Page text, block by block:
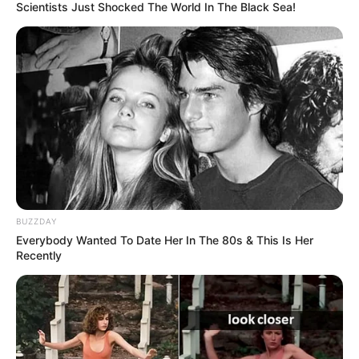
MANTÉNGASE EN ALERTA
Tenemos todas las noticias que le
interesan. Para estar bien informado, por
favor, active las notificaciones de Alerta.
ACTIVAR AHORA
TEMAS DESTACADOS
CIERRES VIALES EN BUCARAMANGA
TRANSVERSAL DEL CARARE
FLORIDABLANCA
LLUVIAS EN SANTANDER
CIERRES VIALES EN SANTANDER
Scientists Just Shocked The World In The Black Sea!
BUZZDAY
Everybody Wanted To Date Her In The 80s & This Is Her
Recently